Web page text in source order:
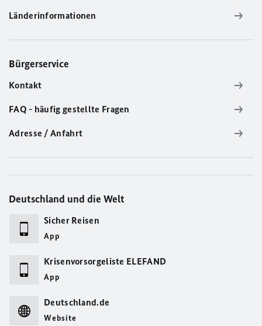
Länderinformationen
Bürgerservice
Kontakt
FAQ - häufig gestellte Fragen
Adresse / Anfahrt
Deutschland und die Welt
Sicher Reisen
App
Krisenvorsorgeliste ELEFAND
App
Deutschland.de
Website